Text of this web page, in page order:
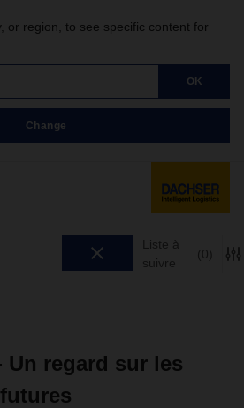
or region, to see specific content for
OK
Change
Liste à
suivre
(0)
Un regard sur les